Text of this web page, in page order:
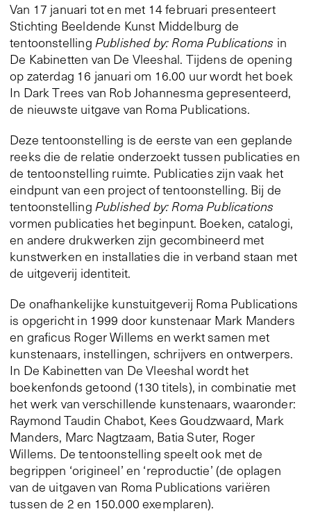
Van 17 januari tot en met 14 februari presenteert
Stichting Beeldende Kunst Middelburg de
tentoonstelling Published by: Roma Publications in
De Kabinetten van De Vleeshal. Tijdens de opening
op zaterdag 16 januari om 16.00 uur wordt het boek
In Dark Trees van Rob Johannesma gepresenteerd,
de nieuwste uitgave van Roma Publications.
Deze tentoonstelling is de eerste van een geplande
reeks die de relatie onderzoekt tussen publicaties en
de tentoonstelling ruimte. Publicaties zijn vaak het
eindpunt van een project of tentoonstelling. Bij de
tentoonstelling Published by: Roma Publications
vormen publicaties het beginpunt. Boeken, catalogi,
en andere drukwerken zijn gecombineerd met
kunstwerken en installaties die in verband staan met
de uitgeverij identiteit.
De onafhankelijke kunstuitgeverij Roma Publications
is opgericht in 1999 door kunstenaar Mark Manders
en graficus Roger Willems en werkt samen met
kunstenaars, instellingen, schrijvers en ontwerpers.
In De Kabinetten van De Vleeshal wordt het
boekenfonds getoond (130 titels), in combinatie met
het werk van verschillende kunstenaars, waaronder:
Raymond Taudin Chabot, Kees Goudzwaard, Mark
Manders, Marc Nagtzaam, Batia Suter, Roger
Willems. De tentoonstelling speelt ook met de
begrippen ‘origineel’ en ‘reproductie’ (de oplagen
van de uitgaven van Roma Publications variëren
tussen de 2 en 150.000 exemplaren).